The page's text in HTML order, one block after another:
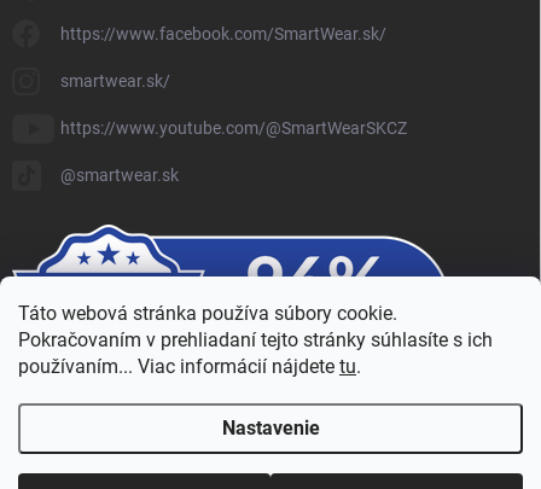
Táto webová stránka používa súbory cookie.
Pokračovaním v prehliadaní tejto stránky súhlasíte s ich
používaním... Viac informácií nájdete tu.
Nastavenie
https://www.facebook.com/SmartWear.sk/
smartwear.sk/
https://www.youtube.com/@SmartWearSKCZ
@smartwear.sk
Copyright 2026SmartWear - Eshop. Všetky práva vyhradené.Upraviť